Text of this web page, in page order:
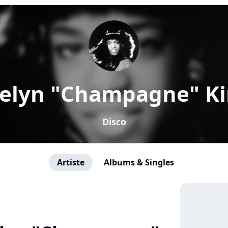
"Champagne"
Disco
Artiste Albums & Singles